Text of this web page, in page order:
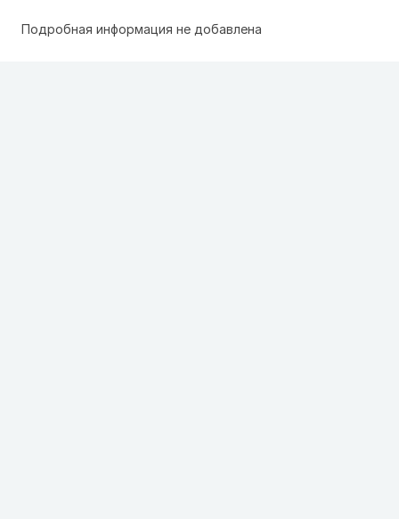
Подробная информация не добавлена